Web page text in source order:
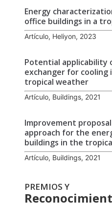
Energy
office buildings in a
Artículo, Heliyon, 2023
Potential applicability
exchanger for cooling
tropical weather
Artículo, Buildings, 2021
Improvement
approach for the
buildings in the
Artículo, Buildings, 2021
PREMIOS Y